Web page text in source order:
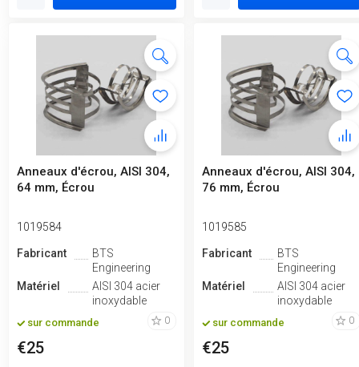
Anneaux d'écrou, AISI 304,
64 mm, Écrou
1019584
Fabricant
BTS
Engineering
Matériel
AISI 304 acier
inoxydable
sur commande 0
€25
Anneaux d'écrou, AISI 304,
76 mm, Écrou
1019585
Fabricant
BTS
Engineering
Matériel
AISI 304 acier
inoxydable
sur commande 0
€25